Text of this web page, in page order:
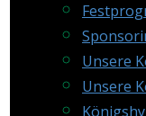
Unsere
Unsere